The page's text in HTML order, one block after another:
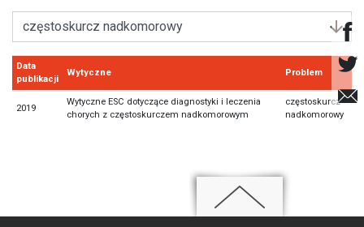
Data
publikacji
Wytyczne Problem
2019
Wytyczne ESC dotyczące diagnostyki i leczenia
chorych z częstoskurczem nadkomorowym
częstoskurcz
nadkomorowy